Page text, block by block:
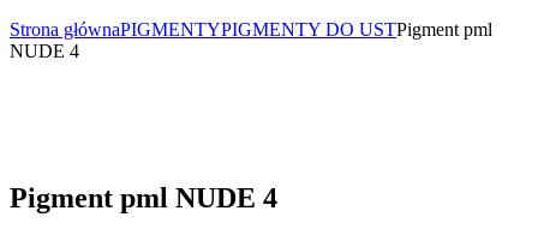
Strona głównaPIGMENTYPIGMENTY DO USTPigment pml
NUDE 4
Pigment pml NUDE 4